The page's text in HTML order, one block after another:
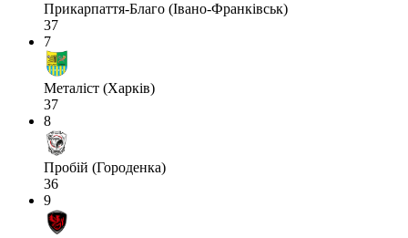
Прикарпаття-Благо (Івано-Франківськ)
37
7
Металіст (Харків)
37
8
Пробій (Городенка)
36
9